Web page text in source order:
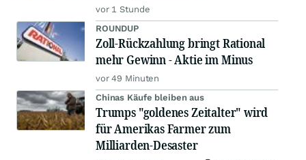
vor 1 Stunde
ROUNDUP
Zoll-Rückzahlung bringt Rational
mehr Gewinn - Aktie im Minus
vor 49 Minuten
Chinas Käufe bleiben aus
Trumps "goldenes Zeitalter" wird
für Amerikas Farmer zum
Milliarden-Desaster